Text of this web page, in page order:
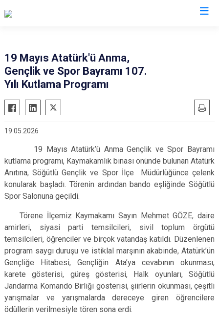
Akyazı
Geyve
Kaynarca
Kocaali
Pamukova
Arifiye
Erenler
Serdivan
19 Mayıs Atatürk'ü Anma,
Gençlik ve Spor Bayramı 107.
Yılı Kutlama Programı
19.05.2026
19 Mayıs Atatürk’ü Anma Gençlik ve Spor Bayramı
kutlama programı, Kaymakamlık binası önünde bulunan Atatürk
Anıtına, Söğütlü Gençlik ve Spor İlçe Müdürlüğünce çelenk
konularak başladı. Törenin ardından bando eşliğinde Söğütlü
Spor Salonuna geçildi.
Törene İlçemiz Kaymakamı Sayın Mehmet GÖZE, daire
amirleri, siyasi parti temsilcileri, sivil toplum örgütü
temsilcileri, öğrenciler ve birçok vatandaş katıldı. Düzenlenen
program saygı duruşu ve istiklal marşının akabinde, Atatürk’ün
Gençliğe Hitabesi, Gençliğin Ata’ya cevabının okunması,
karete gösterisi, güreş gösterisi, Halk oyunları, Söğütlü
Jandarma Komando Birliği gösterisi, şiirlerin okunması, çeşitli
yarışmalar ve yarışmalarda dereceye giren öğrencilere
ödüllerin verilmesiyle tören sona erdi.